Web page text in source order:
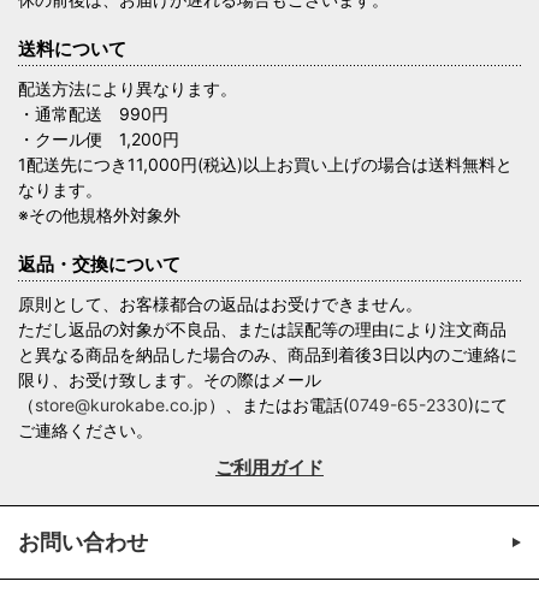
送料について
配送方法により異なります。
・通常配送 990円
・クール便 1,200円
1配送先につき11,000円(税込)以上お買い上げの場合は送料無料と
なります。
※その他規格外対象外
返品・交換について
原則として、お客様都合の返品はお受けできません。
ただし返品の対象が不良品、または誤配等の理由により注文商品
と異なる商品を納品した場合のみ、商品到着後3日以内のご連絡に
限り、お受け致します。その際はメール
（store@kurokabe.co.jp）、またはお電話(0749-65-2330)にて
ご連絡ください。
ご利用ガイド
お問い合わせ